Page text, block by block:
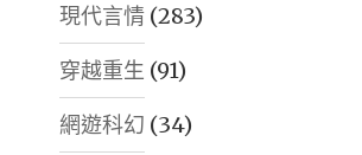
現代言情 (283)
穿越重生 (91)
網遊科幻 (34)